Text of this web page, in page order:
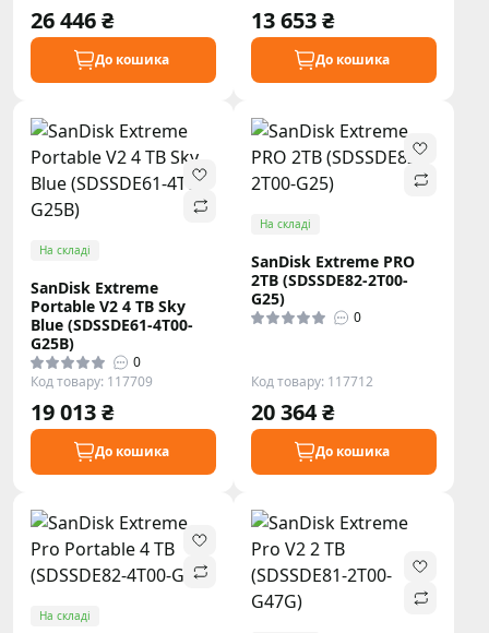
26 446 ₴
До кошика
13 653 ₴
До кошика
На складі
SanDisk Extreme
Portable V2 4 TB Sky
Blue (SDSSDE61-4T00-
G25B)
0
Код товару: 117709
19 013 ₴
До кошика
На складі
SanDisk Extreme PRO
2TB (SDSSDE82-2T00-
G25)
0
Код товару: 117712
20 364 ₴
До кошика
На складі